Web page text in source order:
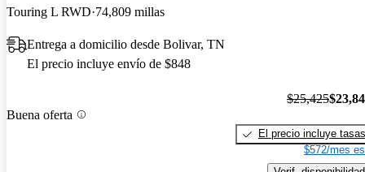
Touring L RWD 74,809 millas
Entrega a domicilio desde Bolivar, TN
El precio incluye envío de $848
Buena oferta
$25,425
El precio incluye tasas
$572/mes